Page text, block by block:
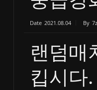
Date 2021.08.04 By
랜덤
킵시다.